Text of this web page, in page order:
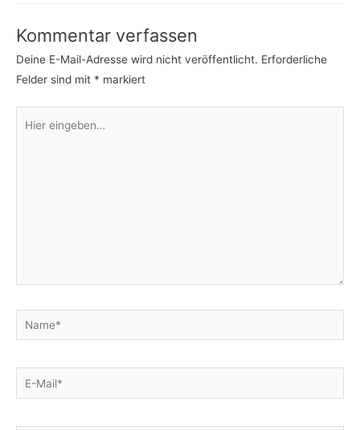
Kommentar verfassen
Deine E-Mail-Adresse wird nicht veröffentlicht. Erforderliche
Felder sind mit * markiert
eingeben…
Name*
E-
Mail*